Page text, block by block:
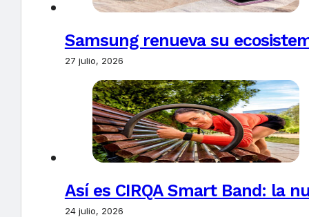
Samsung renueva su
27 julio, 2026
Así es CIRQA Smart Band: la
24 julio, 2026